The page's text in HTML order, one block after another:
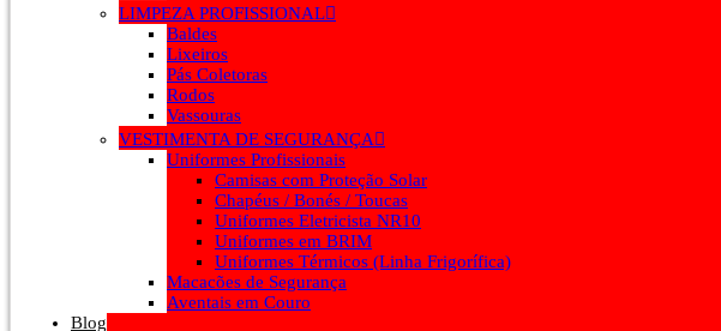
LIMPEZA PROFISSIONAL
Baldes
Lixeiros
Pás Coletoras
Rodos
Vassouras
VESTIMENTA DE SEGURANÇA
Uniformes Profissionais
Camisas com Proteção Solar
Chapéus / Bonés / Toucas
Uniformes Eletricista NR10
Uniformes em BRIM
Uniformes Térmicos (Linha Frigorífica)
Macacões de Segurança
Aventais em Couro
Blog